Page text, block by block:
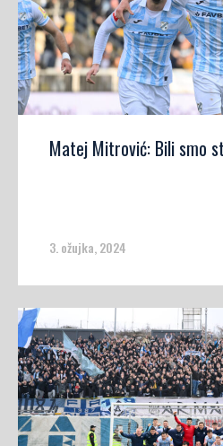
Matej Mitrović: Bili smo
3. ožujka, 2024